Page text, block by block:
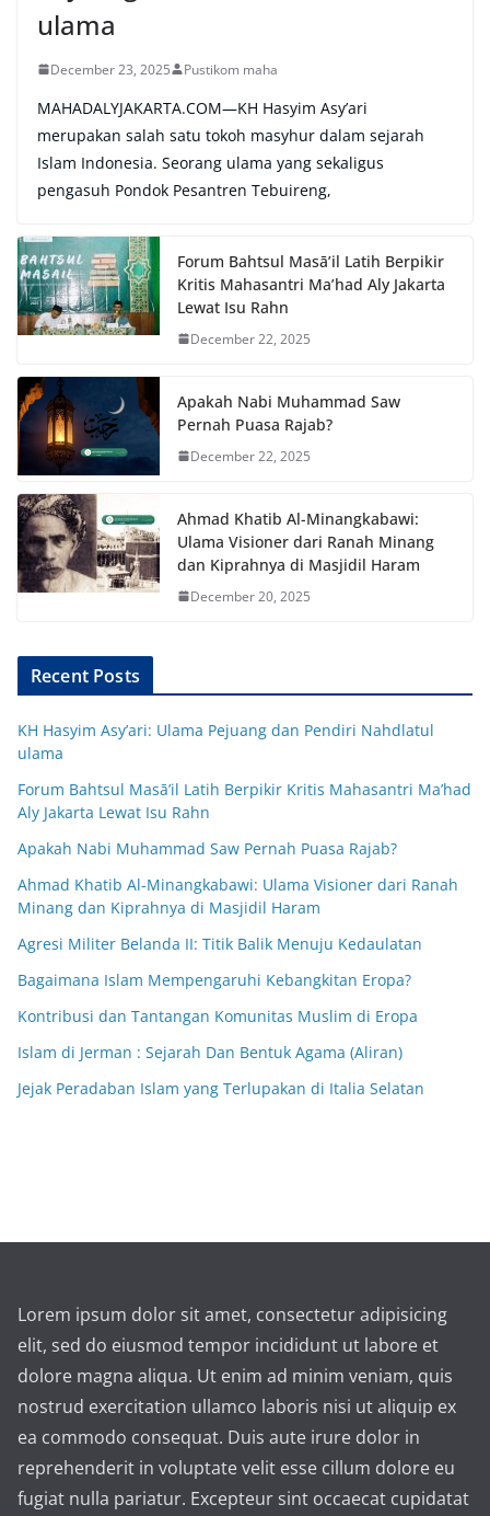
ulama
December 23, 2025 Pustikom maha
MAHADALYJAKARTA.COM—KH Hasyim Asy’ari
merupakan salah satu tokoh masyhur dalam sejarah
Islam Indonesia. Seorang ulama yang sekaligus
pengasuh Pondok Pesantren Tebuireng,
Forum Bahtsul Masā’il Latih Berpikir
Kritis Mahasantri Ma’had Aly Jakarta
Lewat Isu Rahn
December 22, 2025
Apakah Nabi Muhammad Saw
Pernah Puasa Rajab?
December 22, 2025
Ahmad Khatib Al-Minangkabawi:
Ulama Visioner dari Ranah Minang
dan Kiprahnya di Masjidil Haram
December 20, 2025
Recent Posts
KH Hasyim Asy’ari: Ulama Pejuang dan Pendiri Nahdlatul
ulama
Forum Bahtsul Masā’il Latih Berpikir Kritis Mahasantri Ma’had
Aly Jakarta Lewat Isu Rahn
Apakah Nabi Muhammad Saw Pernah Puasa Rajab?
Ahmad Khatib Al-Minangkabawi: Ulama Visioner dari Ranah
Minang dan Kiprahnya di Masjidil Haram
Agresi Militer Belanda II: Titik Balik Menuju Kedaulatan
Bagaimana Islam Mempengaruhi Kebangkitan Eropa?
Kontribusi dan Tantangan Komunitas Muslim di Eropa
Islam di Jerman : Sejarah Dan Bentuk Agama (Aliran)
Jejak Peradaban Islam yang Terlupakan di Italia Selatan
Lorem ipsum dolor sit amet, consectetur adipisicing
elit, sed do eiusmod tempor incididunt ut labore et
dolore magna aliqua. Ut enim ad minim veniam, quis
nostrud exercitation ullamco laboris nisi ut aliquip ex
ea commodo consequat. Duis aute irure dolor in
reprehenderit in voluptate velit esse cillum dolore eu
fugiat nulla pariatur. Excepteur sint occaecat cupidatat